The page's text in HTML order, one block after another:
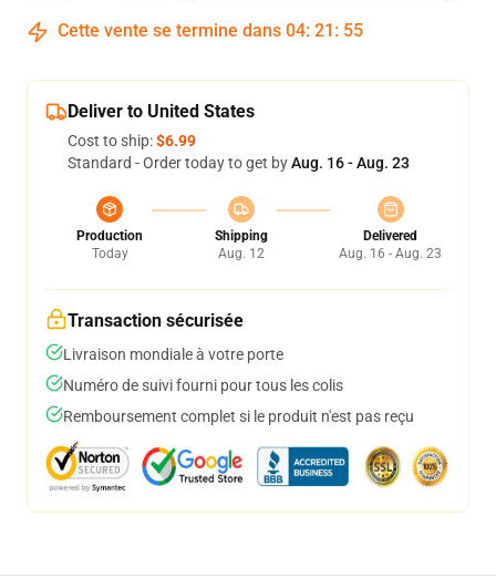
Cette vente se termine dans 04: 21 : 55
Deliver to United States
Cost to ship:$6.99
Standard - Order today to get byAug. 16 - Aug. 23
Production
Today
Shipping
Aug. 12
Delivered
Aug. 16 - Aug. 23
Transaction sécurisée
Livraison mondiale à votre porte
Numéro de suivi fourni pour tous les colis
Remboursement complet si le produit n'est pas reçu